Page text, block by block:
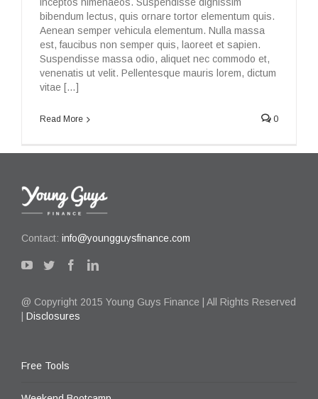
bibendum lectus, quis ornare tortor elementum quis.
Aenean semper vehicula elementum. Nulla massa
est, faucibus non semper quis, laoreet et sapien.
Suspendisse massa odio, aliquet nec commodo et,
venenatis ut velit. Pellentesque mauris lorem, dictum
vitae […]
Read More 0
Contact: info@youngguysfinance.com
@ Copyright 2015 Young Guys Finance | All Rights Reserved
Disclosures
Free Tools